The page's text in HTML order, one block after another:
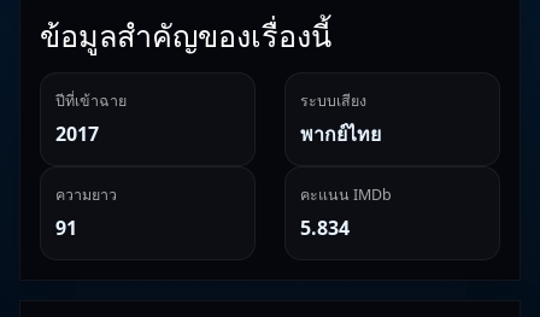
ข้อมูลสำคัญของเรื่องนี้
ปีที่เข้าฉาย
2017
ระบบเสียง
พากย์ไทย
ความยาว
91
คะแนน IMDb
5.834